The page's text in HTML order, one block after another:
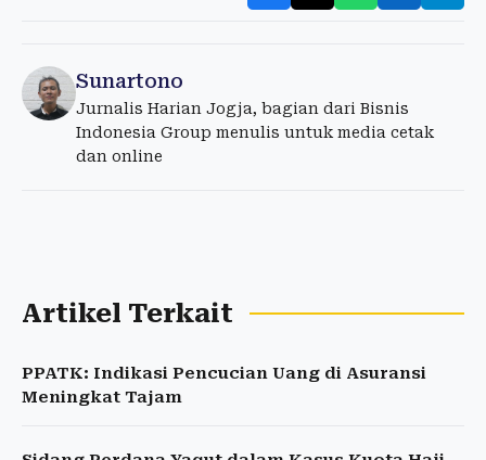
Sunartono
Jurnalis Harian Jogja, bagian dari Bisnis
Indonesia Group menulis untuk media cetak
dan online
Artikel Terkait
PPATK: Indikasi Pencucian Uang di Asuransi
Meningkat Tajam